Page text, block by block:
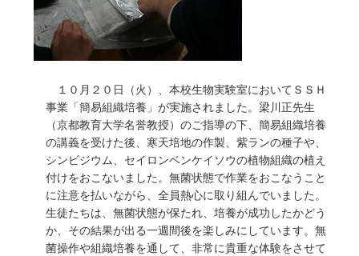
１０月２０日（火）、本校生物実験室においてＳＳＨ
事業「簡易組織培養」が実施されました。梁川正先生
（京都教育大学名誉教授）のご指導の下、簡易組織培養
の講義を受けた後、寒天培地の作製、紫ランの種子や、
シンビジウム、セイロンベンケイソウの植物組織の植え
付けをおこないました。無菌状態で作業をおこなうこと
に注意を払いながら、全員熱心に取り組んでいました。
生徒たちは、無菌状態が保たれ、培養が成功したかどう
か、その結果が出る一週間後を楽しみにしています。無
菌操作や組織培養を通して、非常に貴重な体験をさせて